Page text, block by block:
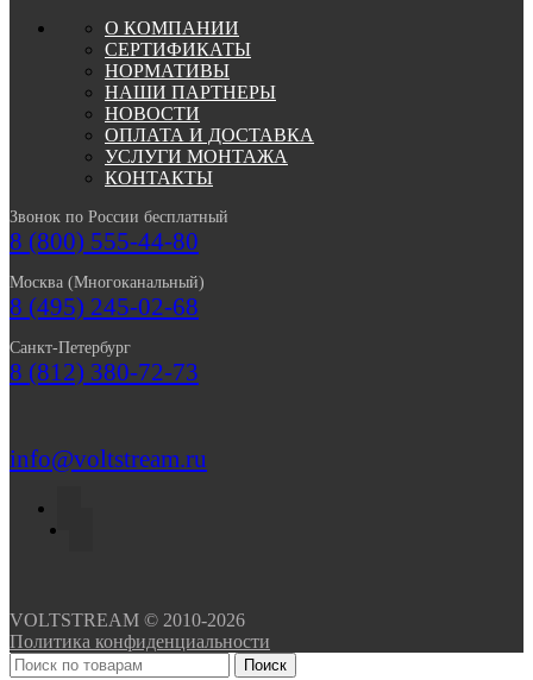
О КОМПАНИИ
СЕРТИФИКАТЫ
НОРМАТИВЫ
НАШИ ПАРТНЕРЫ
НОВОСТИ
ОПЛАТА И ДОСТАВКА
УСЛУГИ МОНТАЖА
КОНТАКТЫ
Звонок по России бесплатный
8 (800) 555-44-80
Москва (Многоканальный)
8 (495) 245-02-68
Санкт-Петербург
8 (812) 380-72-73
info@voltstream.ru
VOLTSTREAM © 2010-2026
Политика конфиденциальности
Поиск